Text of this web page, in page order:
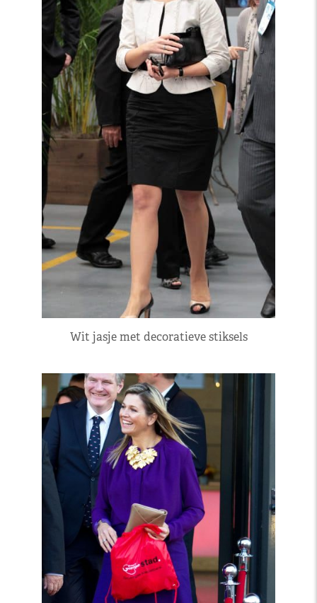
Wit jasje met decoratieve stiksels